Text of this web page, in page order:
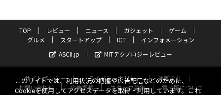
TOP レビュー ニュース ガジェット
ゲーム
グルメ
スタートアップ ICT
インフォメーション
ASCII.jp
MITテクノロジーレビュー
サイトポリシー プライバシーポリシー
運営会社
お問い合わせ
広告掲載 スタッフ募集
電子版について
このサイトでは、利用状況の把握や広告配信などのために、
Cookieを使用してアクセスデータを取得・利用しています。これ